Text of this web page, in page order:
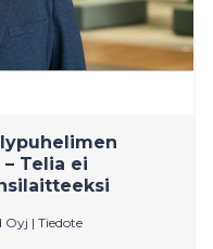
Telia ei
Oyj | Tiedote